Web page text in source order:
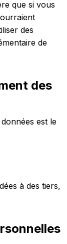
que si vous
des
de
des
est le
à des tiers,